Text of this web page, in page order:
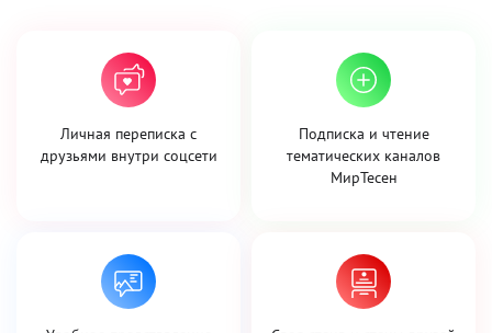
Личная переписка с
друзьями внутри соцсети
Подписка и чтение
тематических каналов
МирТесен